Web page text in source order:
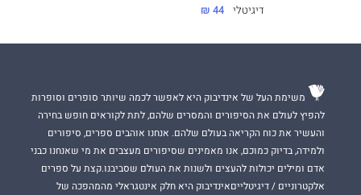
דיגיטלי 44 ₪
משימת העל של אינדיבוק היא לאפשר לכמה שיותר סופרים וסופרות
להפיץ לעולם את הסיפורים והמסרים שלהם, לתת לקוראים חופש בחירה
והעשיר את כוח הקריאה בעולם שלהם. אנחנו אוהבים ספרים, סיפורים
ולמידה, בדיוק כמוכם, אנו מאמינים שסיפורים מעצבים את מי שאנחנו כבני
אדם ומילים יכולות להעצים ולשנות את העולם שסביבנו.קצת על ספרים
אלקטרוניים / דיגיטלייםאינדיבוק היא חלק אינטגראלי מהמהפכה של